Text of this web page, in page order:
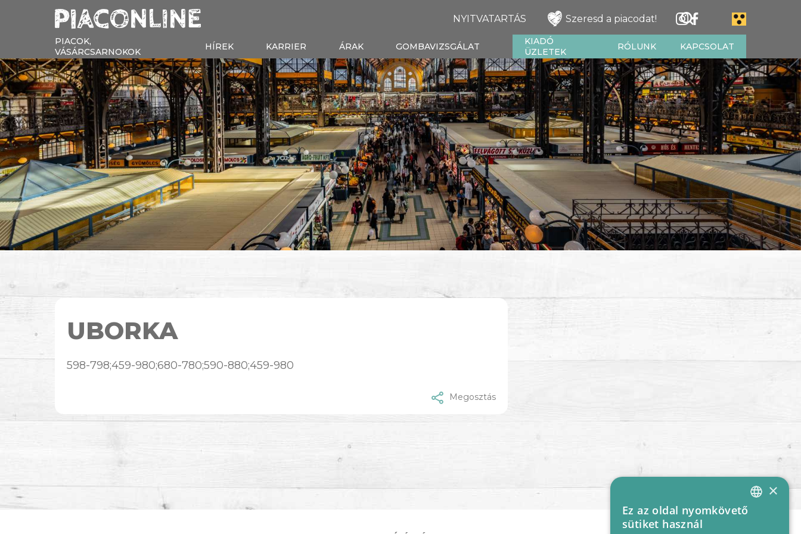
NYITVATARTÁS Szeresd a piacodat!
PIACOK,
VÁSÁRCSARNOKOK
HÍREK KARRIER ÁRAK GOMBAVIZSGÁLAT
KIADÓ
ÜZLETEK
RÓLUNK KAPCSOLAT
UBORKA
598-798;459-980;680-780;590-880;459-980
Megosztás
HUNGARIAN
×
Ez az oldal nyomkövető
sütiket használ